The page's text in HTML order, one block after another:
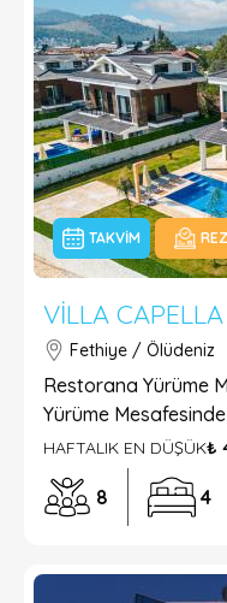
TAKVIM
VILLA
Fethiye / Ölüdeniz
Restorana Yürüme
Yürüme Mesafesinde
HAFTALIK EN DÜŞÜK₺
8 4